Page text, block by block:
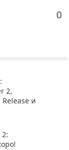
0
2,
и